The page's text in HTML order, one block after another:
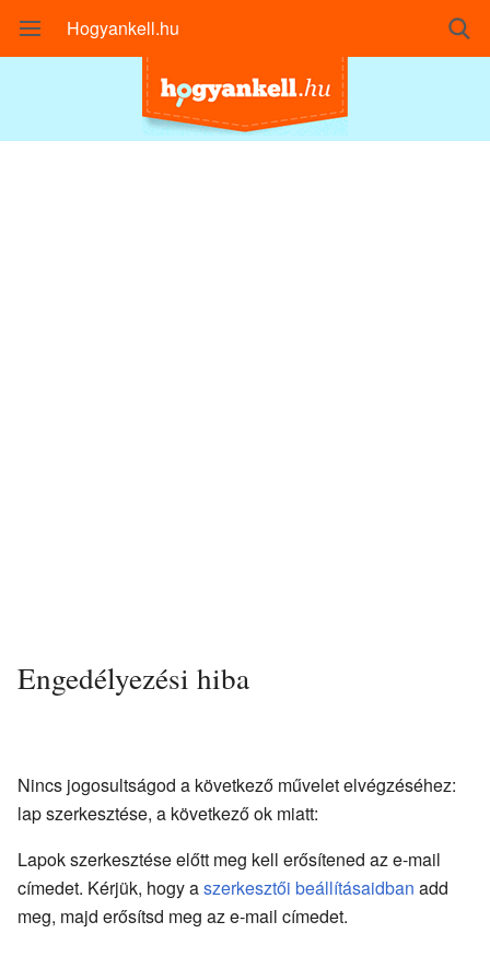
Hogyankell.hu
Engedélyezési hiba
Nincs jogosultságod a következő művelet elvégzéséhez:
lap szerkesztése, a következő ok miatt:
Lapok szerkesztése előtt meg kell erősítened az e-mail
címedet. Kérjük, hogy aszerkesztői beállításaidban add
meg, majd erősítsd meg az e-mail címedet.